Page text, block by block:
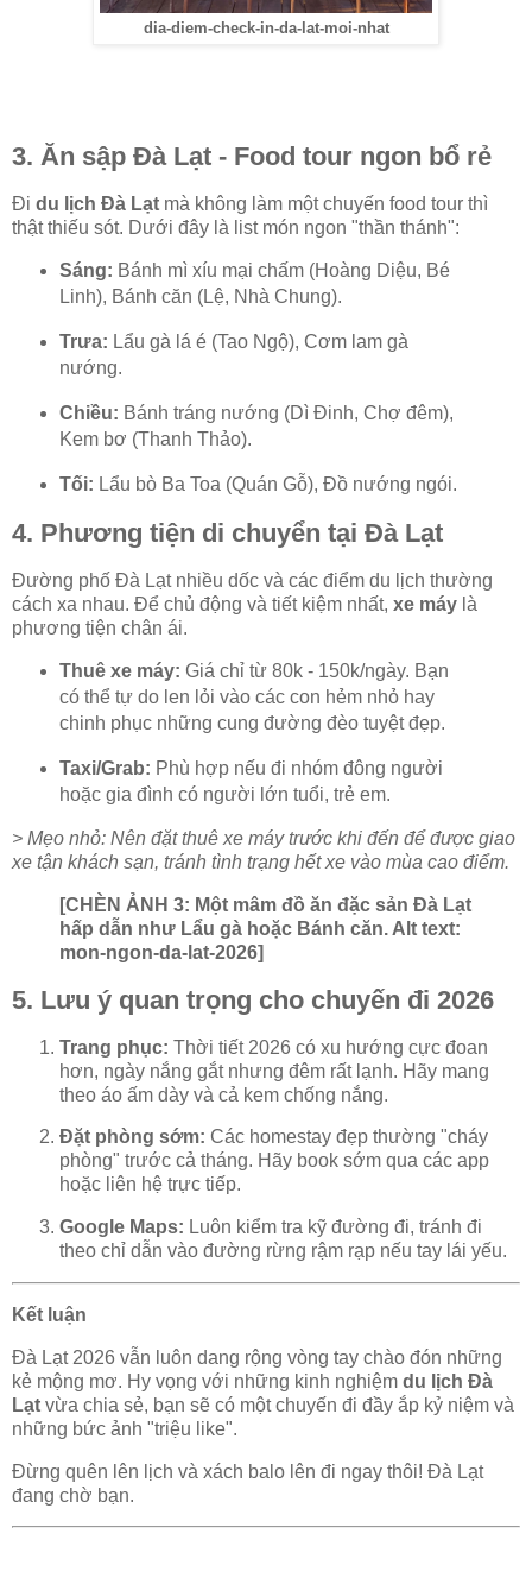
dia-diem-check-in-da-lat-moi-nhat
3. Ăn sập Đà Lạt - Food tour ngon bổ rẻ
Đi du lịch Đà Lạt mà không làm một chuyến food tour thì
thật thiếu sót. Dưới đây là list món ngon "thần thánh":
Sáng: Bánh mì xíu mại chấm (Hoàng Diệu, Bé
Linh), Bánh căn (Lệ, Nhà Chung).
Trưa: Lẩu gà lá é (Tao Ngộ), Cơm lam gà
nướng.
Chiều: Bánh tráng nướng (Dì Đinh, Chợ đêm),
Kem bơ (Thanh Thảo).
Tối: Lẩu bò Ba Toa (Quán Gỗ), Đồ nướng ngói.
4. Phương tiện di chuyển tại Đà Lạt
Đường phố Đà Lạt nhiều dốc và các điểm du lịch thường
cách xa nhau. Để chủ động và tiết kiệm nhất, xe máy là
phương tiện chân ái.
Thuê xe máy: Giá chỉ từ 80k - 150k/ngày. Bạn
có thể tự do len lỏi vào các con hẻm nhỏ hay
chinh phục những cung đường đèo tuyệt đẹp.
Taxi/Grab: Phù hợp nếu đi nhóm đông người
hoặc gia đình có người lớn tuổi, trẻ em.
> Mẹo nhỏ: Nên đặt thuê xe máy trước khi đến để được giao
xe tận khách sạn, tránh tình trạng hết xe vào mùa cao điểm.
[CHÈN ẢNH 3: Một mâm đồ ăn đặc sản Đà Lạt
hấp dẫn như Lẩu gà hoặc Bánh căn. Alt text:
mon-ngon-da-lat-2026]
5. Lưu ý quan trọng cho chuyến đi 2026
Trang phục: Thời tiết 2026 có xu hướng cực đoan
hơn, ngày nắng gắt nhưng đêm rất lạnh. Hãy mang
theo áo ấm dày và cả kem chống nắng.
Đặt phòng sớm: Các homestay đẹp thường "cháy
phòng" trước cả tháng. Hãy book sớm qua các app
hoặc liên hệ trực tiếp.
Google Maps: Luôn kiểm tra kỹ đường đi, tránh đi
theo chỉ dẫn vào đường rừng rậm rạp nếu tay lái yếu.
Kết luận
Đà Lạt 2026 vẫn luôn dang rộng vòng tay chào đón những
kẻ mộng mơ. Hy vọng với những kinh nghiệm du lịch Đà
Lạt vừa chia sẻ, bạn sẽ có một chuyến đi đầy ắp kỷ niệm và
những bức ảnh "triệu like".
Đừng quên lên lịch và xách balo lên đi ngay thôi! Đà Lạt
đang chờ bạn.